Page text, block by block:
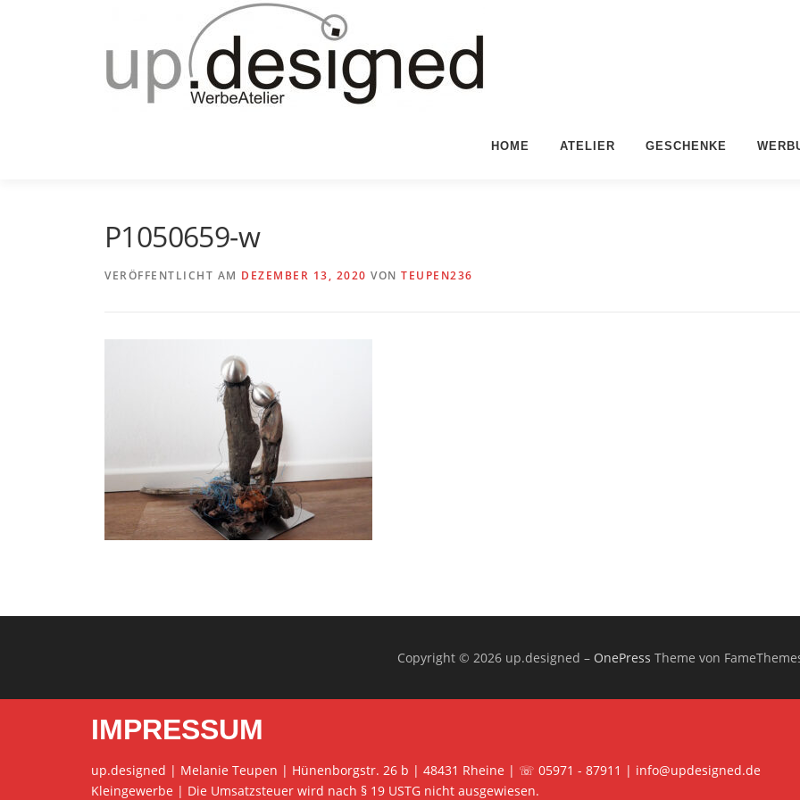
HOME ATELIER GESCHENKE
P1050659-w
VERÖFFENTLICHT AM DEZEMBER 13, 2020 VON TEUPEN236
Copyright © 2026 up.designed – OnePress Theme von
IMPRESSUM
up.designed | Melanie Teupen | Hünenborgstr. 26 b | 48431 Rheine | ☏ 05971 - 87911 | info@updesigned.de
Kleingewerbe | Die Umsatzsteuer wird nach § 19 USTG nicht ausgewiesen.